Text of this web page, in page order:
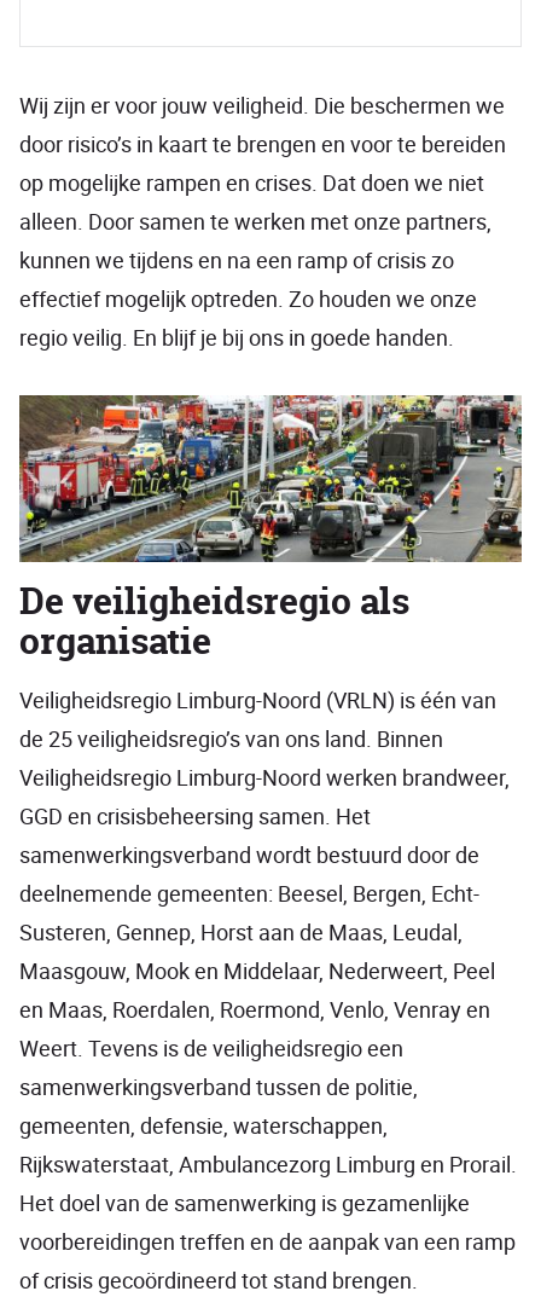
Wij zijn er voor jouw veiligheid. Die beschermen we
door risico’s in kaart te brengen en voor te bereiden
op mogelijke rampen en crises. Dat doen we niet
alleen. Door samen te werken met onze partners,
kunnen we tijdens en na een ramp of crisis zo
effectief mogelijk optreden. Zo houden we onze
regio veilig. En blijf je bij ons in goede handen.
De veiligheidsregio als
organisatie
Veiligheidsregio Limburg-Noord (VRLN) is één van
de 25 veiligheidsregio’s van ons land. Binnen
Veiligheidsregio Limburg-Noord werken brandweer,
GGD en crisisbeheersing samen. Het
samenwerkingsverband wordt bestuurd door de
deelnemende gemeenten: Beesel, Bergen, Echt-
Susteren, Gennep, Horst aan de Maas, Leudal,
Maasgouw, Mook en Middelaar, Nederweert, Peel
en Maas, Roerdalen, Roermond, Venlo, Venray en
Weert. Tevens is de veiligheidsregio een
samenwerkingsverband tussen de politie,
gemeenten, defensie, waterschappen,
Rijkswaterstaat, Ambulancezorg Limburg en Prorail.
Het doel van de samenwerking is gezamenlijke
voorbereidingen treffen en de aanpak van een ramp
of crisis gecoördineerd tot stand brengen.